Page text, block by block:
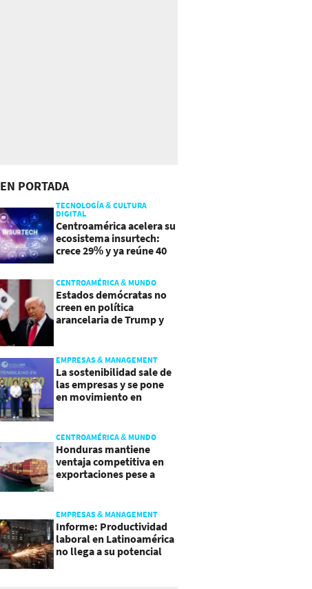
EN PORTADA
TECNOLOGÍA & CULTURA
DIGITAL
Centroamérica acelera su
ecosistema insurtech:
crece 29% y ya reúne 40
CENTROAMÉRICA & MUNDO
Estados demócratas no
creen en política
arancelaria de Trump y
EMPRESAS & MANAGEMENT
La sostenibilidad sale de
las empresas y se pone
en movimiento en
CENTROAMÉRICA & MUNDO
Honduras mantiene
ventaja competitiva en
exportaciones pese a
EMPRESAS & MANAGEMENT
Informe: Productividad
laboral en Latinoamérica
no llega a su potencial